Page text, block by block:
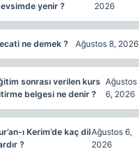
yenir ?
2026
ne demek ? Ağustos 8, 2026
sonrası verilen kurs
belgesi ne denir ?
Ağustos
6, 2026
ı Kerim’de kaç dil
?
Ağustos 6,
2026